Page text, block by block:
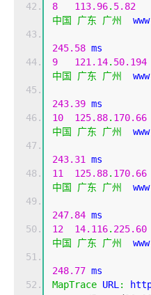
8
113.96. 5.82
中国
广东 广州
  www
245.58 ms
9
121.14. 50.194
中国
广东 广州
  www
243.39 ms
10
125.88. 170.66
中国
广东 广州
  www
243.31 ms
11
125.88. 170.66
中国
广东 广州
  www
247.84 ms
12
14.116. 225.60
中国
广东 广州
  www
248.77 ms
MapTrace URL: